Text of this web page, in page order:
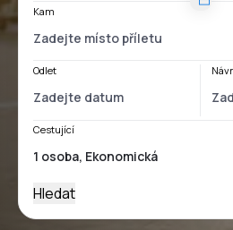
Kam
Odlet
Cestující
Hledat